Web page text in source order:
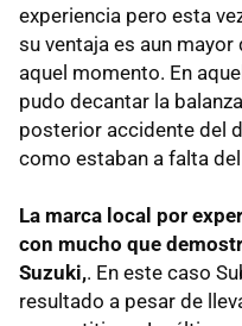
experiencia pero esta
su ventaja es aun
aquel momento. En
pudo decantar la
posterior accidente del
como estaban a falta
La marca local por
con mucho que
Suzuki,. En este caso
resultado a pesar de